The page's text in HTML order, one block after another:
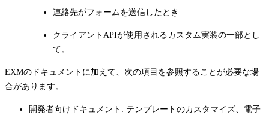
連絡先がフォームを送信したとき
クライアントAPIが使用されるカスタム実装の一部とし
て。
EXMのドキュメントに加えて、次の項目を参照することが必要な場
合があります。
開発者向けドキュメント : テンプレートのカスタマイズ、電子